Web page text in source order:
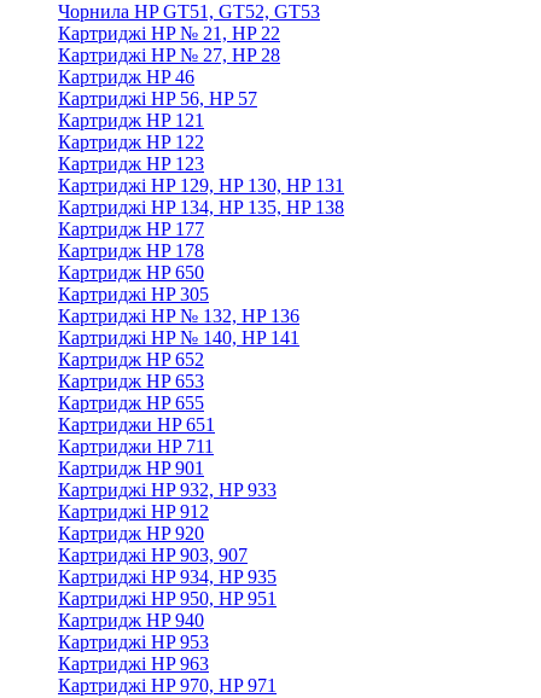
Чорнила HP GT51, GT52, GT53
Картриджі HP № 21, HP 22
Картриджі HP № 27, HP 28
Картридж HP 46
Картриджі HP 56, HP 57
Картридж HP 121
Картридж HP 122
Картридж HP 123
Картриджі HP 129, HP 130, HP 131
Картриджі HP 134, HP 135, HP 138
Картридж HP 177
Картридж HP 178
Картридж HP 650
Картриджі HP 305
Картриджі HP № 132, HP 136
Картриджі HP № 140, HP 141
Картридж HP 652
Картридж HP 653
Картридж HP 655
Картриджи HP 651
Картриджи HP 711
Картридж HP 901
Картриджі HP 932, HP 933
Картриджі HP 912
Картридж HP 920
Картриджі HP 903, 907
Картриджі HP 934, HP 935
Картриджі HP 950, HP 951
Картридж HP 940
Картриджі HP 953
Картриджі HP 963
Картриджі HP 970, HP 971